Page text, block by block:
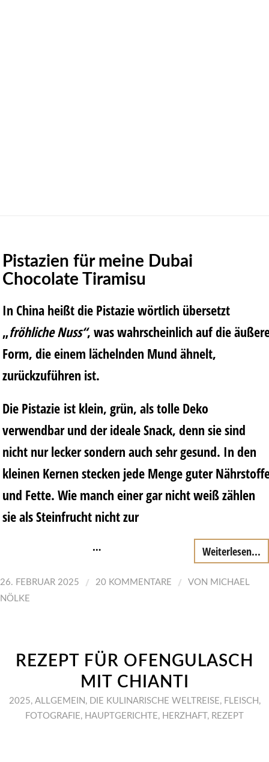
Pistazien für meine Dubai
Chocolate Tiramisu
In China heißt die Pistazie wörtlich übersetzt
„fröhliche Nuss“, was wahrscheinlich auf die
Form, die einem lächelnden Mund ähnelt,
zurückzuführen ist.
Die Pistazie ist klein, grün, als tolle Deko
verwendbar und der ideale Snack, denn sie sind
nicht nur lecker sondern auch sehr gesund. In den
kleinen Kernen stecken jede Menge guter
und Fette. Wie manch einer gar nicht weiß zählen
sie als Steinfrucht nicht zur
… Weiterlesen...
26. FEBRUAR 2025 / 20 KOMMENTARE / VON MICHAEL
NÖLKE
REZEPT FÜR OFENGULASCH
MIT CHIANTI
2025, ALLGEMEIN , DIE KULINARISCHE WELTREISE , FLEISCH ,
FOTOGRAFIE , HAUPTGERICHTE , HERZHAFT , REZEPT